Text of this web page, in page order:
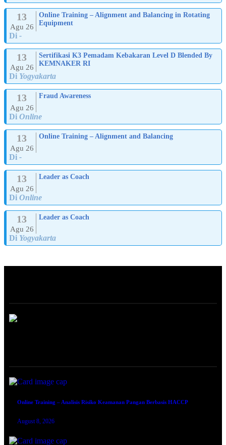
13
Agu 26
Online Training – Alignment and Balancing in Rotating
Equipment
Di -
13
Agu 26
Sertifikasi K3 Pemadam Kebakaran Level D Blended By
KEMNAKER RI
Di Yogyakarta
13
Agu 26
Fraud Awareness
Di Online
13
Agu 26
Online Training – Alignment and Balancing
Di -
13
Agu 26
Leader as Coach
Di Online
13
Agu 26
Leader as Coach
Di Yogyakarta
Online Training – Analisis Risiko Keamanan Pangan Berbasis HACCP
August 8, 2026